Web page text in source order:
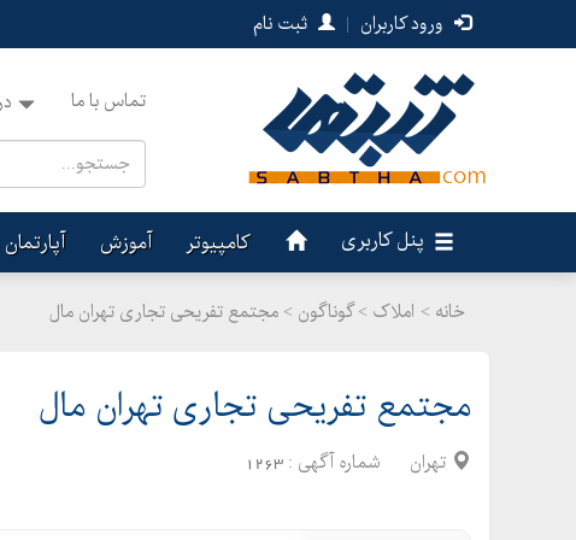
ورود کاربران | ثبت نام
تماس با ما
پنل کاربری کامپیوتر آموزش
خانه > املاک >گوناگون > مجتمع تفریحی تجاری تهران مال
مجتمع تفریحی تجاری تهران مال
تهران شماره آگهی : 1263